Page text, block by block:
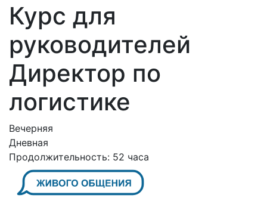
Курс для
руководителей
Директор по
логистике
Вечерняя
Дневная
Продолжительность: 52 часа